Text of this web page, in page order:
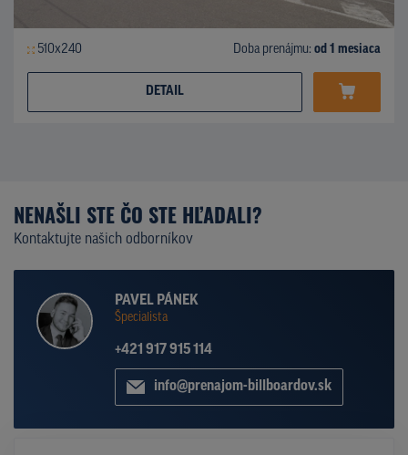
510x240 Doba prenájmu: od 1 mesiaca
DETAIL
NENAŠLI STE ČO STE HĽADALI?
Kontaktujte našich odborníkov
PAVEL PÁNEK
Špecialista
+421 917 915 114
info@prenajom-billboardov.sk